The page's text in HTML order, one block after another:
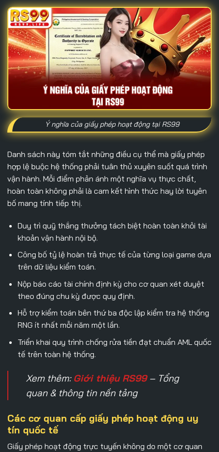
Ý nghĩa của giấy phép hoạt động tại RS99
Danh sách này tóm tắt những điều cụ thể mà giấy phép
hợp lệ buộc hệ thống phải tuân thủ xuyên suốt quá trình
vận hành. Mỗi điểm phản ánh một nghĩa vụ thực chất,
hoàn toàn không phải là cam kết hình thức hay lời tuyên
bố mang tính tiếp thị.
Duy trì quỹ thắng thưởng tách biệt hoàn toàn khỏi tài
khoản vận hành nội bộ.
Công bố tỷ lệ hoàn trả thực tế của từng loại game dựa
trên dữ liệu kiểm toán.
Nộp báo cáo tài chính định kỳ cho cơ quan xét duyệt
theo đúng chu kỳ được quy định.
Hỗ trợ kiểm toán bên thứ ba độc lập kiểm tra hệ thống
RNG ít nhất mỗi năm một lần.
Triển khai quy trình chống rửa tiền đạt chuẩn AML quốc
tế trên toàn hệ thống.
Xem thêm: Giới thiệu RS99– Tổng
quan & thông tin nền tảng
Các cơ quan cấp giấy phép hoạt động uy
tín quốc tế
Giấy phép hoạt động trực tuyến không do một cơ quan